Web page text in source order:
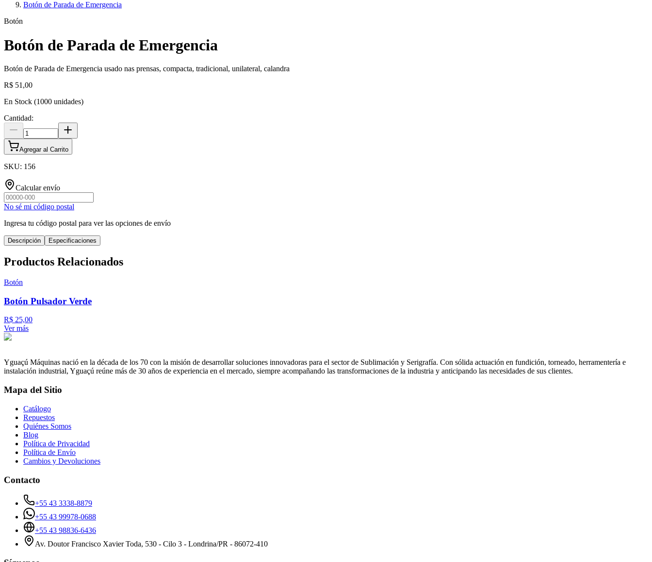
Botón de Parada de Emergencia
Botón
Botón de Parada de Emergencia
Botón de Parada de Emergencia usado nas prensas, compacta, tradicional, unilateral, calandra
R$ 51,00
En Stock (1000 unidades)
Cantidad:
Agregar al Carrito
SKU: 156
Calcular envío
No sé mi código postal
Ingresa tu código postal para ver las opciones de envío
Descripción Especificaciones
Productos Relacionados
Botón
Botón Pulsador Verde
R$ 25,00
Ver más
Yguaçú Máquinas nació en la década de los 70 con la misión de desarrollar soluciones innovadoras para el sector de Sublimación y Serigrafía. Con sólida actuación en fundición, torneado, herramentería e
instalación industrial, Yguaçú reúne más de 30 años de experiencia en el mercado, siempre acompañando las transformaciones de la industria y anticipando las necesidades de sus clientes.
Mapa del Sitio
Catálogo
Repuestos
Quiénes Somos
Blog
Política de Privacidad
Política de Envío
Cambios y Devoluciones
Contacto
+55 43 3338-8879
+55 43 99978-0688
+55 43 98836-6436
Av. Doutor Francisco Xavier Toda, 530 - Cilo 3 - Londrina/PR - 86072-410